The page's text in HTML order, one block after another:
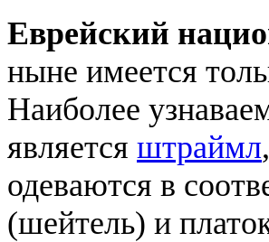
Еврейский
ныне имеется
Наиболее
является штраймл,
одеваются в
(шейтель) и